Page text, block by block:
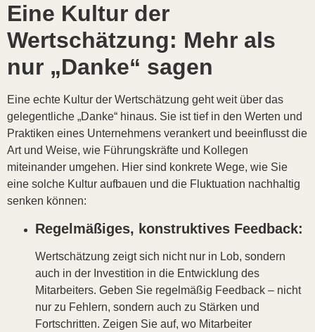
Eine Kultur der
Wertschätzung: Mehr als
nur „Danke“ sagen
Eine echte Kultur der Wertschätzung geht weit über das
gelegentliche „Danke“ hinaus. Sie ist tief in den Werten und
Praktiken eines Unternehmens verankert und beeinflusst die
Art und Weise, wie Führungskräfte und Kollegen
miteinander umgehen. Hier sind konkrete Wege, wie Sie
eine solche Kultur aufbauen und die Fluktuation nachhaltig
senken können:
Regelmäßiges, konstruktives Feedback:
Wertschätzung zeigt sich nicht nur in Lob, sondern
auch in der Investition in die Entwicklung des
Mitarbeiters. Geben Sie regelmäßig Feedback – nicht
nur zu Fehlern, sondern auch zu Stärken und
Fortschritten. Zeigen Sie auf, wo Mitarbeiter